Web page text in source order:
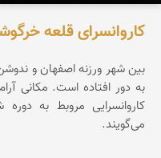
کاروانسرای قلعه
بین شهر ورزنه اصفهان و
به دور افتاده است. مکانی
کاروانسرایی مروبط به
می‌گویند.